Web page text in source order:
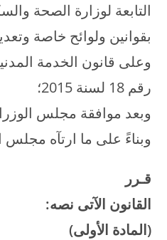
التابعة لوزارة الصحة
بقوانين ولوائح خاصة
وعلى قانون الخدمة
رقم 18 لسنة 2015؛
وبعد موافقة مجلس
وبناءً على ما ارتآه مجلس
قـرر
القانون الآتى نصه:
(المادة الأولى)